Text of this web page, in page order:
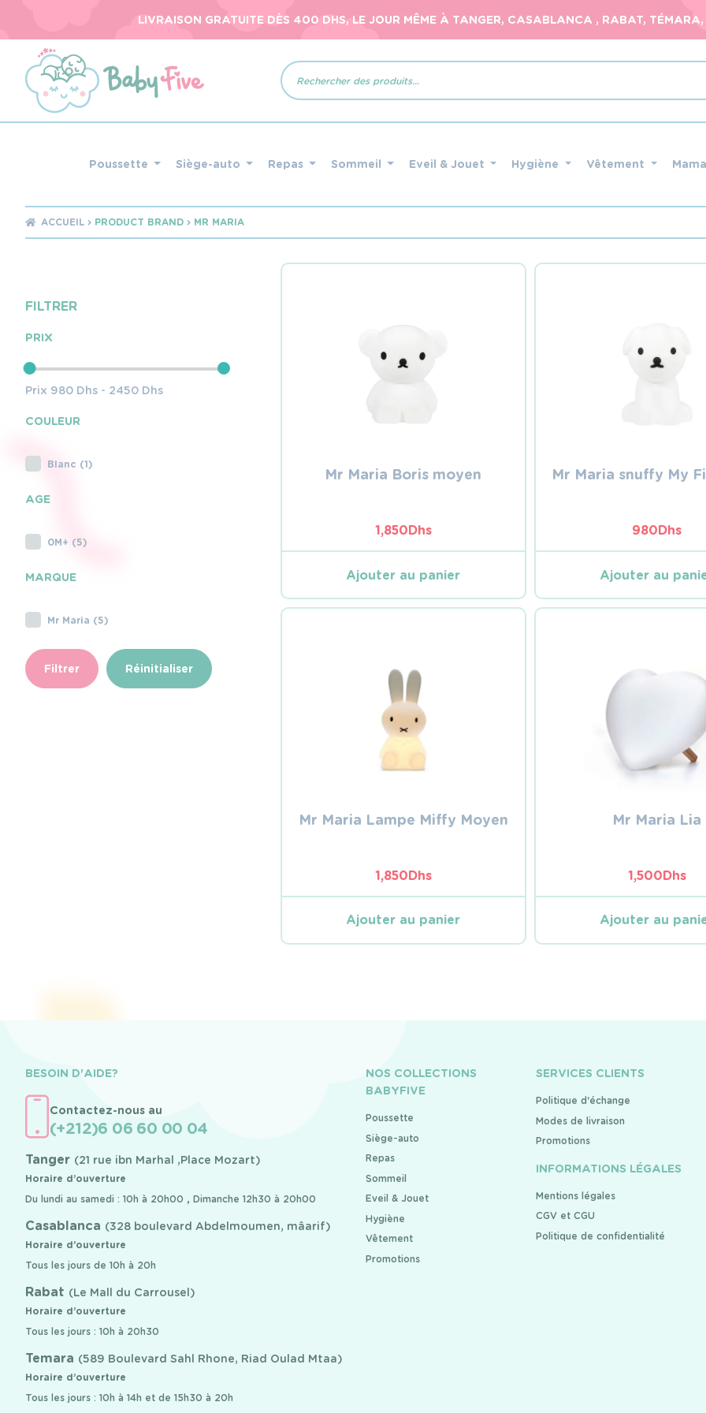
LIVRAISON GRATUITE DÈS 400 DHS, LE JOUR MÊME À TANGER, CASABLANCA , RABAT,
Recherche
de
produits
Poussette Siège-auto Repas Sommeil Eveil & Jouet Hygiène Vêtement
ACCUEIL PRODUCT BRAND MR MARIA
FILTRER
PRIX
Prix 980 Dhs - 2450 Dhs
COULEUR
Blanc (1)
AGE
0M+ (5)
MARQUE
Mr Maria (5)
Filtrer Réinitialiser
Mr Maria Boris moyen
1,850Dhs
Ajouter au panier
Mr Maria snuffy My
980Dhs
Ajouter au
Mr Maria Lampe Miffy Moyen
1,850Dhs
Ajouter au panier
Mr Maria Lia
1,500Dhs
Ajouter au
BESOIN D'AIDE?
Contactez-nous au
(+212)6 06 60 00 04
Tanger (21 rue ibn Marhal ,Place Mozart)
Horaire d’ouverture
Du lundi au samedi : 10h à 20h00 , Dimanche 12h30 à 20h00
Casablanca (328 boulevard Abdelmoumen, mâarif)
Horaire d’ouverture
Tous les jours de 10h à 20h
Rabat (Le Mall du Carrousel)
Horaire d’ouverture
Tous les jours : 10h à 20h30
Temara (589 Boulevard Sahl Rhone, Riad Oulad Mtaa)
Horaire d’ouverture
Tous les jours : 10h à 14h et de 15h30 à 20h
NOS COLLECTIONS
BABYFIVE
Poussette
Siège-auto
Repas
Sommeil
Eveil & Jouet
Hygiène
Vêtement
Promotions
SERVICES CLIENTS
Politique d'échange
Modes de livraison
Promotions
INFORMATIONS LÉGALES
Mentions légales
CGV et CGU
Politique de confidentialité